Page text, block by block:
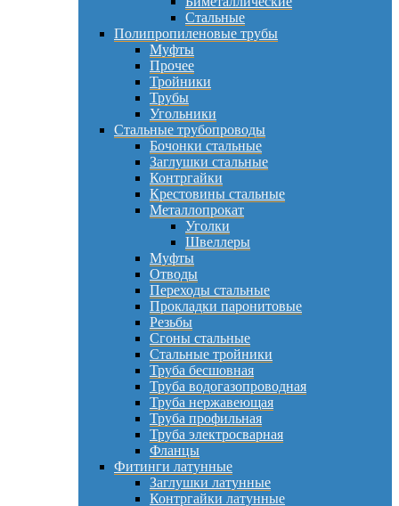
Стальные
Полипропиленовые трубы
Муфты
Прочее
Тройники
Трубы
Угольники
Стальные трубопроводы
Бочонки стальные
Заглушки стальные
Контргайки
Крестовины стальные
Металлопрокат
Уголки
Швеллеры
Муфты
Отводы
Переходы стальные
Прокладки паронитовые
Резьбы
Сгоны стальные
Стальные тройники
Труба бесшовная
Труба водогазопроводная
Труба нержавеющая
Труба профильная
Труба электросварная
Фланцы
Фитинги латунные
Заглушки латунные
Контргайки латунные